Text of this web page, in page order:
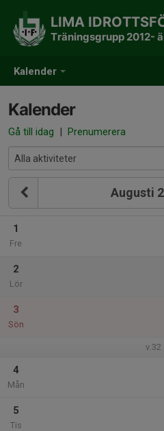
Kalender
LIMA
Träningsgrupp 2012-
Kalender
Gå till idag | Prenumerera
Augusti
1
Fre
2
Lör
3
Sön
v.32
4
Mån
5
Tis